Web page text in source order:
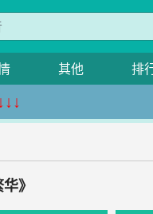
其他 排
↓↓↓
》